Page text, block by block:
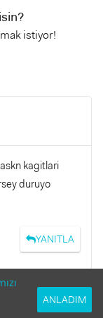
istiyor!
kagitlari
duruyo
YANITLA
ANLADIM